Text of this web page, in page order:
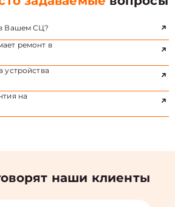
Вашем СЦ?
ремонт в
устройства
на
наши клиенты